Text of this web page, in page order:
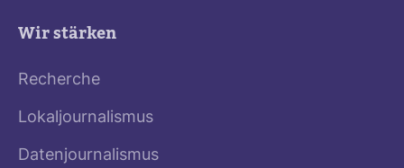
Wir stärken
Recherche
Lokaljournalismus
Datenjournalismus